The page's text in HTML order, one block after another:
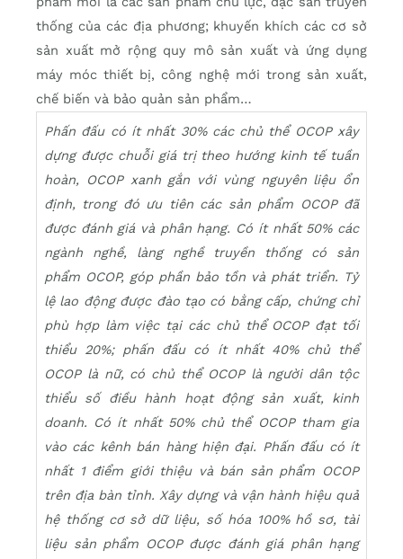
thống của các địa phương; khuyến khích các cơ sở
sản xuất mở rộng quy mô sản xuất và ứng dụng
máy móc thiết bị, công nghệ mới trong sản xuất,
chế biến và bảo quản sản phẩm…
Phấn đấu có ít nhất 30% các chủ thể OCOP xây
dựng được chuỗi giá trị theo hướng kinh tế tuần
hoàn, OCOP xanh gắn với vùng nguyên liệu ổn
định, trong đó ưu tiên các sản phẩm OCOP đã
được đánh giá và phân hạng. Có ít nhất 50% các
ngành nghề, làng nghề truyền thống có sản
phẩm OCOP, góp phần bảo tồn và phát triển. Tỷ
lệ lao động được đào tạo có bằng cấp, chứng chỉ
phù hợp làm việc tại các chủ thể OCOP đạt tối
thiểu 20%; phấn đấu có ít nhất 40% chủ thể
OCOP là nữ, có chủ thể OCOP là người dân tộc
thiểu số điều hành hoạt động sản xuất, kinh
doanh. Có ít nhất 50% chủ thể OCOP tham gia
vào các kênh bán hàng hiện đại. Phấn đấu có ít
nhất 1 điểm giới thiệu và bán sản phẩm OCOP
trên địa bàn tỉnh. Xây dựng và vận hành hiệu quả
hệ thống cơ sở dữ liệu, số hóa 100% hồ sơ, tài
liệu sản phẩm OCOP được đánh giá phân hạng